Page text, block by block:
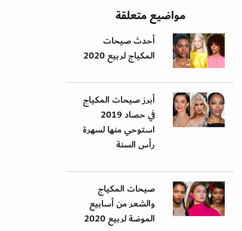
مواضيع متعلقة
أحدث صيحات
المكياج لربيع 2020
أبرز صيحات المكياج
في حصاد 2019
استوحي منها لسهرة
رأس السنة
صيحات المكياج
والشعر من أسابيع
الموضة لربيع 2020